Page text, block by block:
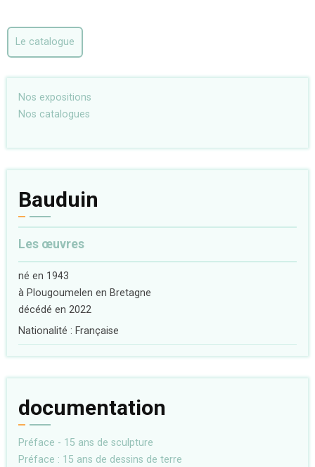
Le catalogue
Nos expositions
Nos catalogues
Bauduin
Les œuvres
né en 1943
à Plougoumelen en Bretagne
décédé en 2022
Nationalité : Française
documentation
Préface - 15 ans de sculpture
Préface : 15 ans de dessins de terre